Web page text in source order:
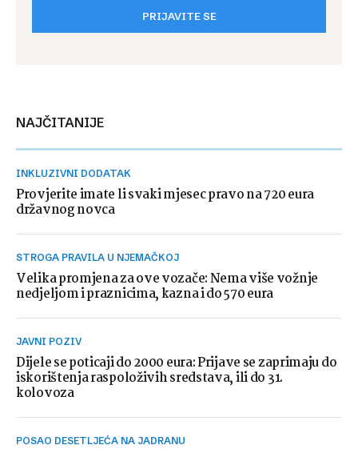
PRIJAVITE SE
NAJČITANIJE
INKLUZIVNI DODATAK
Provjerite imate li svaki mjesec pravo na 720 eura
državnog novca
STROGA PRAVILA U NJEMAČKOJ
Velika promjena za ove vozače: Nema više vožnje
nedjeljom i praznicima, kazna i do 570 eura
JAVNI POZIV
Dijele se poticaji do 2000 eura: Prijave se zaprimaju do
iskorištenja raspoloživih sredstava, ili do 31.
kolovoza
POSAO DESETLJEĆA NA JADRANU